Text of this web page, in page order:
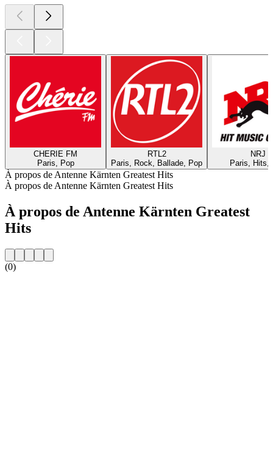
CHERIE FM
Paris, Pop
RTL2
Paris, Rock, Ballade, Pop
NRJ
Paris, Hits,
À propos de Antenne Kärnten Greatest Hits
À propos de Antenne Kärnten Greatest Hits
À propos de Antenne Kärnten Greatest
Hits
(0)